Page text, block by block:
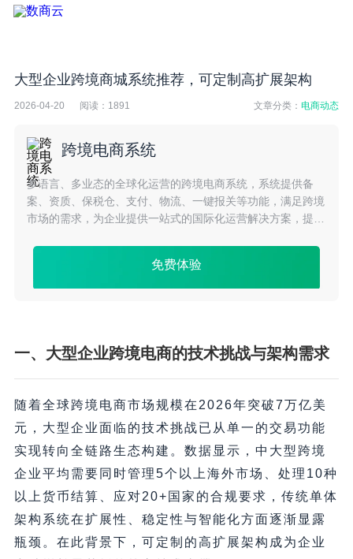
大型企业跨境商城系统推荐，可定制高扩展架构
2026-04-20 阅读： 1891 文章分类：电商动态
跨境电商系统
多语言、多业态的全球化运营的跨境电商系统，系统提供备
案、资质、保税仓、支付、物流、一键报关等功能，满足跨境
市场的需求，为企业提供一站式的国际化运营解决方案，提升
免费体验
一、大型企业跨境电商的技术挑战与架构需求
随着全球跨境电商市场规模在2026年突破7万亿美
元，大型企业面临的技术挑战已从单一的交易功能
实现转向全链路生态构建。数据显示，中大型跨境
企业平均需要同时管理5个以上海外市场、处理10种
以上货币结算、应对20+国家的合规要求，传统单体
架构系统在扩展性、稳定性与智能化方面逐渐显露
瓶颈。在此背景下，可定制的高扩展架构成为企业